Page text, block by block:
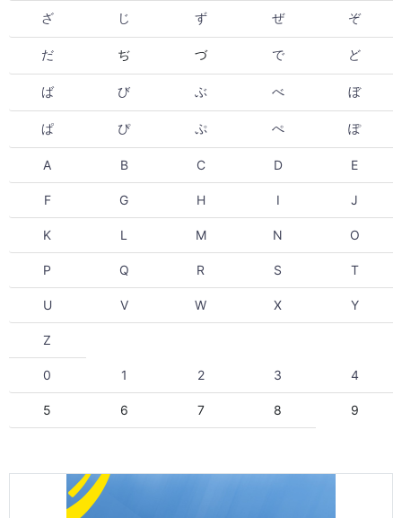
ざ じ ず ぜ ぞ
だ ぢ づ で ど
ば び ぶ べ ぼ
ぱ ぴ ぷ ぺ ぽ
A B C D E
F G H I J
K L M N O
P Q R S T
U V W X Y
Z
0 1 2 3 4
5 6 7 8 9